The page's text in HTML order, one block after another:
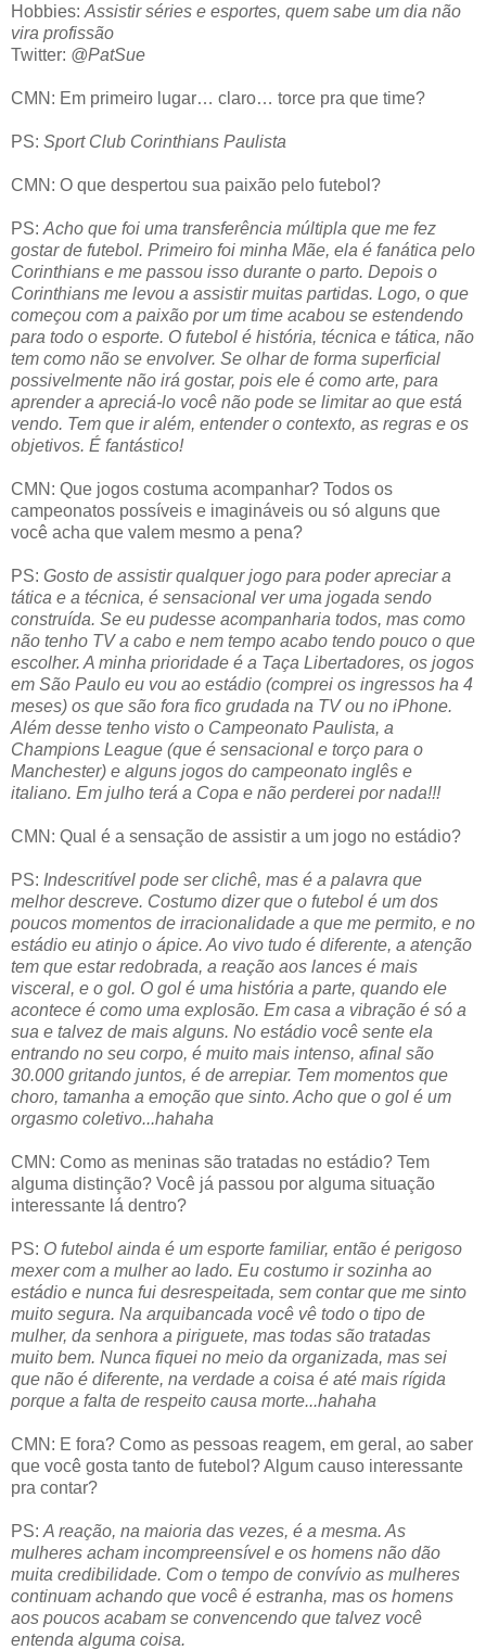
Hobbies: Assistir séries e esportes, quem sabe um dia não
vira profissão
Twitter: @PatSue
CMN: Em primeiro lugar… claro… torce pra que time?
PS: Sport Club Corinthians Paulista
CMN: O que despertou sua paixão pelo futebol?
PS: Acho que foi uma transferência múltipla que me fez
gostar de futebol. Primeiro foi minha Mãe, ela é fanática pelo
Corinthians e me passou isso durante o parto. Depois o
Corinthians me levou a assistir muitas partidas. Logo, o que
começou com a paixão por um time acabou se estendendo
para todo o esporte. O futebol é história, técnica e tática, não
tem como não se envolver. Se olhar de forma superficial
possivelmente não irá gostar, pois ele é como arte, para
aprender a apreciá-lo você não pode se limitar ao que está
vendo. Tem que ir além, entender o contexto, as regras e os
objetivos. É fantástico!
CMN: Que jogos costuma acompanhar? Todos os
campeonatos possíveis e imagináveis ou só alguns que
você acha que valem mesmo a pena?
PS: Gosto de assistir qualquer jogo para poder apreciar a
tática e a técnica, é sensacional ver uma jogada sendo
construída. Se eu pudesse acompanharia todos, mas como
não tenho TV a cabo e nem tempo acabo tendo pouco o que
escolher. A minha prioridade é a Taça Libertadores, os jogos
em São Paulo eu vou ao estádio (comprei os ingressos ha 4
meses) os que são fora fico grudada na TV ou no iPhone.
Além desse tenho visto o Campeonato Paulista, a
Champions League (que é sensacional e torço para o
Manchester) e alguns jogos do campeonato inglês e
italiano. Em julho terá a Copa e não perderei por nada!!!
CMN: Qual é a sensação de assistir a um jogo no estádio?
PS: Indescritível pode ser clichê, mas é a palavra que
melhor descreve. Costumo dizer que o futebol é um dos
poucos momentos de irracionalidade a que me permito, e no
estádio eu atinjo o ápice. Ao vivo tudo é diferente, a atenção
tem que estar redobrada, a reação aos lances é mais
visceral, e o gol. O gol é uma história a parte, quando ele
acontece é como uma explosão. Em casa a vibração é só a
sua e talvez de mais alguns. No estádio você sente ela
entrando no seu corpo, é muito mais intenso, afinal são
30.000 gritando juntos, é de arrepiar. Tem momentos que
choro, tamanha a emoção que sinto. Acho que o gol é um
orgasmo coletivo...hahaha
CMN: Como as meninas são tratadas no estádio? Tem
alguma distinção? Você já passou por alguma situação
interessante lá dentro?
PS: O futebol ainda é um esporte familiar, então é perigoso
mexer com a mulher ao lado. Eu costumo ir sozinha ao
estádio e nunca fui desrespeitada, sem contar que me sinto
muito segura. Na arquibancada você vê todo o tipo de
mulher, da senhora a piriguete, mas todas são tratadas
muito bem. Nunca fiquei no meio da organizada, mas sei
que não é diferente, na verdade a coisa é até mais rígida
porque a falta de respeito causa morte...hahaha
CMN: E fora? Como as pessoas reagem, em geral, ao saber
que você gosta tanto de futebol? Algum causo interessante
pra contar?
PS: A reação, na maioria das vezes, é a mesma. As
mulheres acham incompreensível e os homens não dão
muita credibilidade. Com o tempo de convívio as mulheres
continuam achando que você é estranha, mas os homens
aos poucos acabam se convencendo que talvez você
entenda alguma coisa.